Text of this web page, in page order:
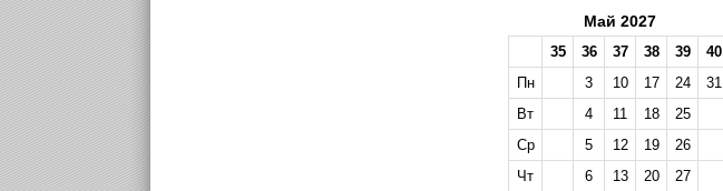
Май 2027
35 36 37 38 39
40
Пн
3 10 17 24
31
Вт
4 11 18
25
Ср
5 12 19
26
Чт
6 13 20 27